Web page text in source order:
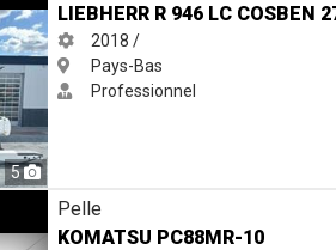
5
LIEBHERR R 946 LC COSBEN
2018 /
Pays-Bas
Professionnel
Pelle
KOMATSU PC88MR-10